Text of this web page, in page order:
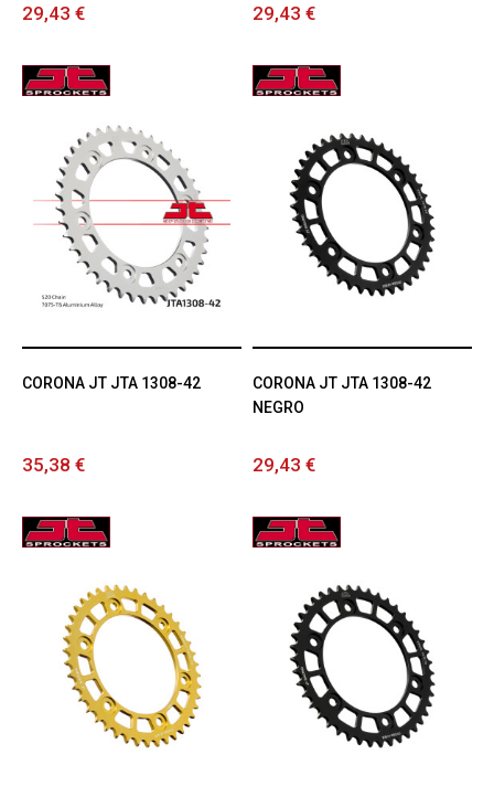
29,43 € 29,43 €
CORONA JT JTA 1308-42
35,38 €
CORONA JT JTA 1308-42
NEGRO
29,43 €